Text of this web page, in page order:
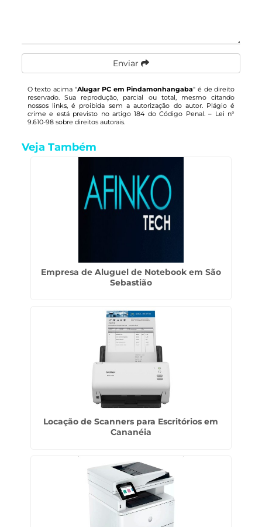
Enviar
O texto acima "Alugar PC em Pindamonhangaba" é de direito
reservado. Sua reprodução, parcial ou total, mesmo citando
nossos links, é proibida sem a autorização do autor. Plágio é
crime e está previsto no artigo 184 do Código Penal. – Lei n°
9.610-98 sobre direitos autorais.
Veja Também
Empresa de Aluguel de Notebook em São
Sebastião
Locação de Scanners para Escritórios em
Cananéia